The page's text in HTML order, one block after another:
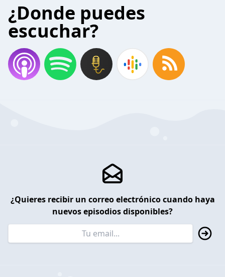
¿Donde puedes
escuchar?
¿Quieres recibir un correo electrónico cuando haya
nuevos episodios disponibles?